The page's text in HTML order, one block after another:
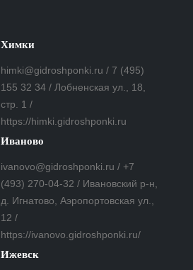
Химки
himki@gidroshponki.ru / 7 (495)
155 32 34 / Лобненская ул., 18,
стр. 1 /
https://himki.gidroshponki.ru
Иваново
ivanovo@gidroshponki.ru / +7
(493) 270-04-32 / Ивановский р-н,
д. Игнатово, Аэропортовская ул.,
12 /
https://ivanovo.gidroshponki.ru/
Ижевск